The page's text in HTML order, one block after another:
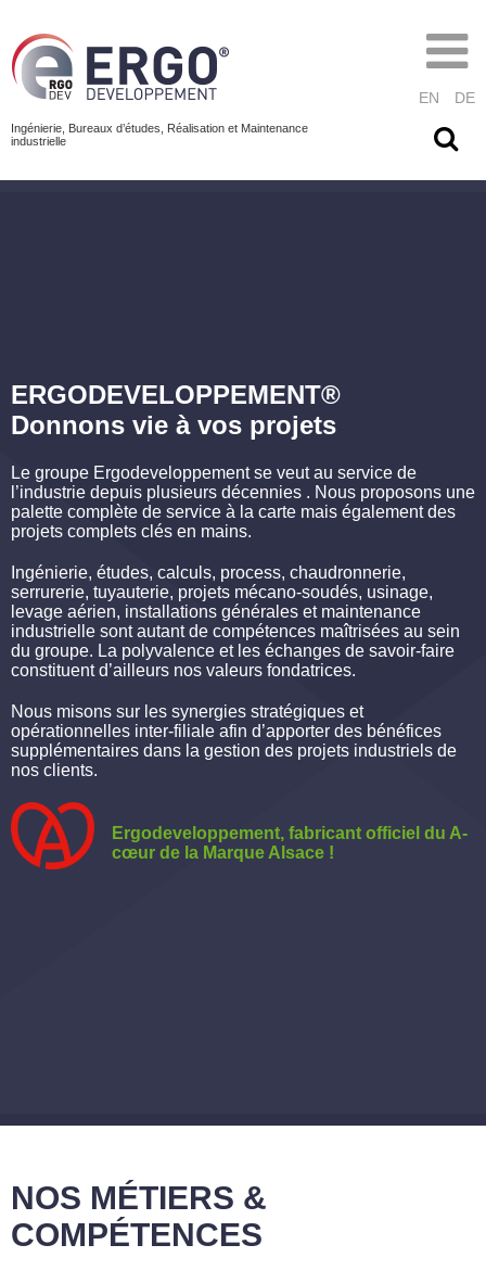
Ingénierie, Bureaux d’études, Réalisation et Maintenance
industrielle
EN DE
ERGODEVELOPPEMENT®
Donnons vie à vos projets
Le groupe Ergodeveloppement se veut au service de
l’industrie depuis plusieurs décennies . Nous proposons une
palette complète de service à la carte mais également des
projets complets clés en mains.
Ingénierie, études, calculs, process, chaudronnerie,
serrurerie, tuyauterie, projets mécano-soudés, usinage,
levage aérien, installations générales et maintenance
industrielle sont autant de compétences maîtrisées au sein
du groupe. La polyvalence et les échanges de savoir-faire
constituent d’ailleurs nos valeurs fondatrices.
Nous misons sur les synergies stratégiques et
opérationnelles inter-filiale afin d’apporter des bénéfices
supplémentaires dans la gestion des projets industriels de
nos clients.
Ergodeveloppement, fabricant officiel du A-
cœur de la Marque Alsace !
NOS MÉTIERS &
COMPÉTENCES